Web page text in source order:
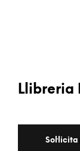
Llibreria